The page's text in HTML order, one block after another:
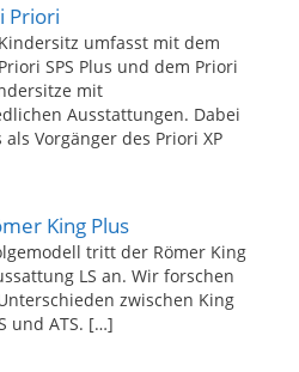
Priori
umfasst mit dem
SPS Plus und dem Priori
mit
Ausstattungen. Dabei
Vorgänger des Priori XP
King Plus
tritt der Römer King
LS an. Wir forschen
zwischen King
und ATS. […]